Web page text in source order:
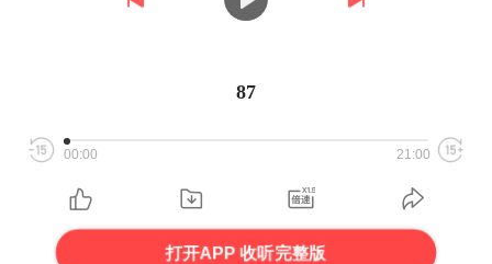
87
00:00 21:00
打开APP 收听完整版